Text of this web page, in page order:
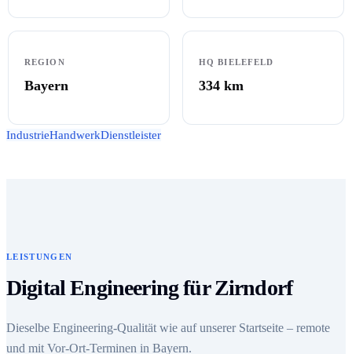
REGION
Bayern
HQ BIELEFELD
334 km
IndustrieHandwerkDienstleister
LEISTUNGEN
Digital Engineering für Zirndorf
Dieselbe Engineering-Qualität wie auf unserer Startseite – remote
und mit Vor-Ort-Terminen in Bayern.